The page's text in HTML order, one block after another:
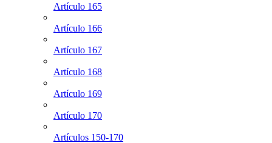
Artículo 165
Artículo 166
Artículo 167
Artículo 168
Artículo 169
Artículo 170
Artículos 150-170